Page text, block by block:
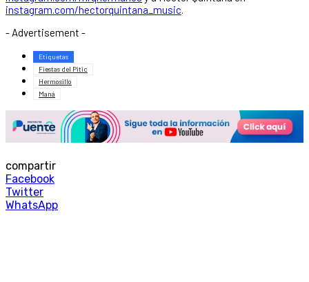
instagram.com/hectorquintana_music.
- Advertisement -
Etiquetas
Fiestas del Pitic
Hermosillo
Maná
compartir
Facebook
Twitter
WhatsApp